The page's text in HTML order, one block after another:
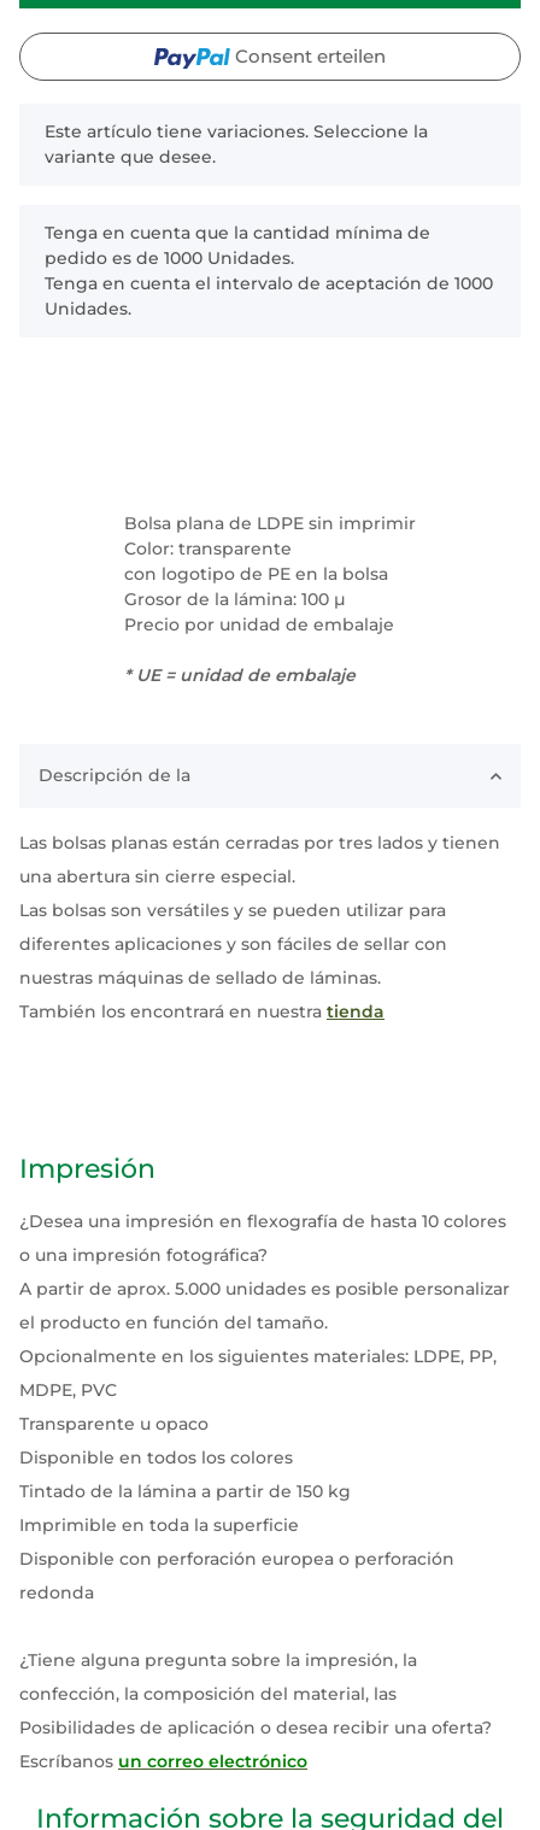
Bolsa plana de LDPE sin imprimir
Color: transparente
con logotipo de PE en la bolsa
Grosor de la lámina: 100 µ
Precio por unidad de embalaje
* UE = unidad de embalaje
Consent erteilen
x
Este artículo tiene variaciones. Seleccione la
variante que desee.
x
Tenga en cuenta que la cantidad mínima de
pedido es de 1000 Unidades.
Tenga en cuenta el intervalo de aceptación de 1000
Unidades.
Descripción de la
Las bolsas planas están cerradas por tres lados y tienen
una abertura sin cierre especial.
Las bolsas son versátiles y se pueden utilizar para
diferentes aplicaciones y son fáciles de sellar con
nuestras máquinas de sellado de láminas.
También los encontrará en nuestra tienda
Impresión
¿Desea una impresión en flexografía de hasta 10 colores
o una impresión fotográfica?
A partir de aprox. 5.000 unidades es posible personalizar
el producto en función del tamaño.
Opcionalmente en los siguientes materiales: LDPE, PP,
MDPE, PVC
Transparente u opaco
Disponible en todos los colores
Tintado de la lámina a partir de 150 kg
Imprimible en toda la superficie
Disponible con perforación europea o perforación
redonda
¿Tiene alguna pregunta sobre la impresión, la
confección, la composición del material, las
Posibilidades de aplicación o desea recibir una oferta?
Escríbanos un correo electrónico
Información sobre la seguridad del